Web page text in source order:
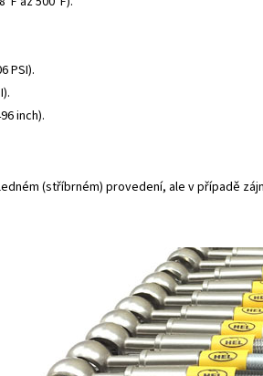
PSI).
inch).
(stříbrném) provedení, ale v případě